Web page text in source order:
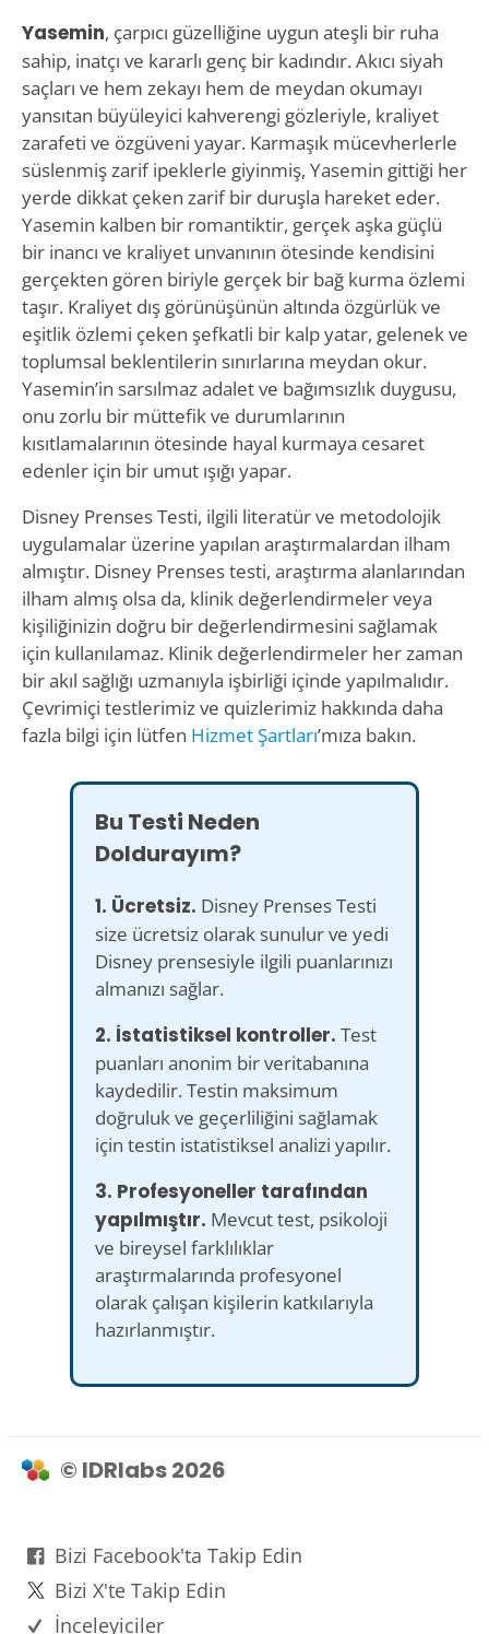
Yasemin, çarpıcı güzelliğine uygun ateşli bir ruha
sahip, inatçı ve kararlı genç bir kadındır. Akıcı siyah
saçları ve hem zekayı hem de meydan okumayı
yansıtan büyüleyici kahverengi gözleriyle, kraliyet
zarafeti ve özgüveni yayar. Karmaşık mücevherlerle
süslenmiş zarif ipeklerle giyinmiş, Yasemin gittiği her
yerde dikkat çeken zarif bir duruşla hareket eder.
Yasemin kalben bir romantiktir, gerçek aşka güçlü
bir inancı ve kraliyet unvanının ötesinde kendisini
gerçekten gören biriyle gerçek bir bağ kurma özlemi
taşır. Kraliyet dış görünüşünün altında özgürlük ve
eşitlik özlemi çeken şefkatli bir kalp yatar, gelenek ve
toplumsal beklentilerin sınırlarına meydan okur.
Yasemin’in sarsılmaz adalet ve bağımsızlık duygusu,
onu zorlu bir müttefik ve durumlarının
kısıtlamalarının ötesinde hayal kurmaya cesaret
edenler için bir umut ışığı yapar.
Disney Prenses Testi, ilgili literatür ve metodolojik
uygulamalar üzerine yapılan araştırmalardan ilham
almıştır. Disney Prenses testi, araştırma alanlarından
ilham almış olsa da, klinik değerlendirmeler veya
kişiliğinizin doğru bir değerlendirmesini sağlamak
için kullanılamaz. Klinik değerlendirmeler her zaman
bir akıl sağlığı uzmanıyla işbirliği içinde yapılmalıdır.
Çevrimiçi testlerimiz ve quizlerimiz hakkında daha
fazla bilgi için lütfen Hizmet Şartları’mıza bakın.
Bu Testi Neden
Doldurayım?
1. Ücretsiz. Disney Prenses Testi
size ücretsiz olarak sunulur ve yedi
Disney prensesiyle ilgili puanlarınızı
almanızı sağlar.
2. İstatistiksel kontroller. Test
puanları anonim bir veritabanına
kaydedilir. Testin maksimum
doğruluk ve geçerliliğini sağlamak
için testin istatistiksel analizi yapılır.
3. Profesyoneller tarafından
yapılmıştır. Mevcut test, psikoloji
ve bireysel farklılıklar
araştırmalarında profesyonel
olarak çalışan kişilerin katkılarıyla
hazırlanmıştır.
© IDRlabs 2026
Bizi Facebook'ta Takip Edin
Bizi X'te Takip Edin
İnceleyiciler